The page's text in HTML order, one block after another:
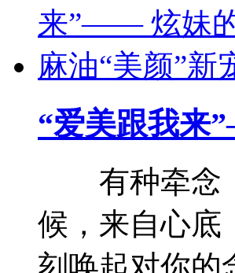
“爱美跟我来
有种牵念，
候，来自心底
刻唤起对你的